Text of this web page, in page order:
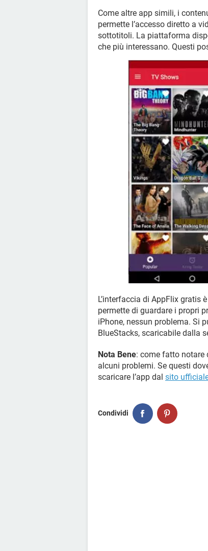
Come altre app simili, i
permette l’accesso diretto a
sottotitoli. La piattaforma
che più interessano. Questi
L’interfaccia di AppFlix gratis
permette di guardare i propri
iPhone, nessun problema. Si
BlueStacks, scaricabile dalla
Nota Bene: come fatto notare
alcuni problemi. Se questi
scaricare l’app dal sito
Condividi